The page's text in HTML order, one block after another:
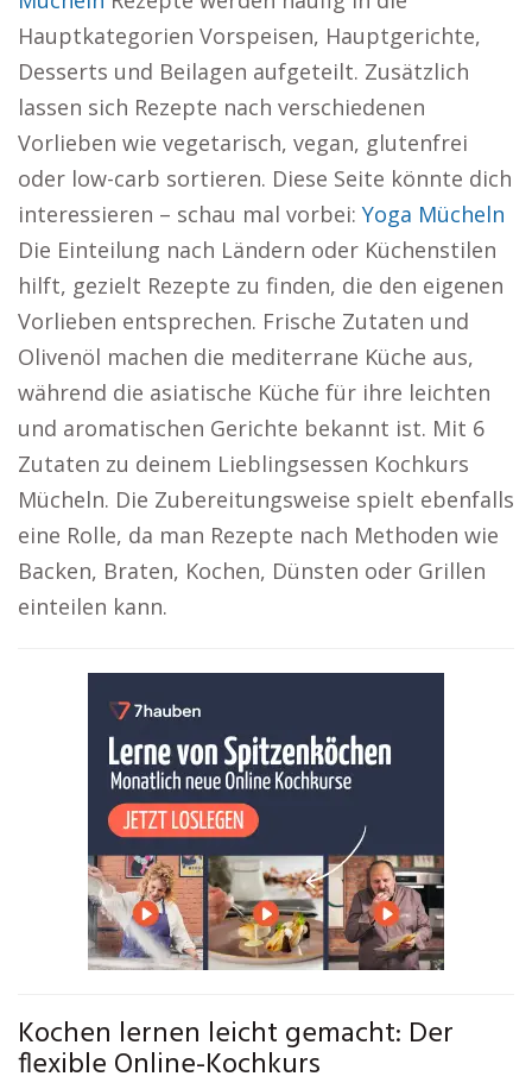
Hauptkategorien Vorspeisen, Hauptgerichte,
Desserts und Beilagen aufgeteilt. Zusätzlich
lassen sich Rezepte nach verschiedenen
Vorlieben wie vegetarisch, vegan, glutenfrei
oder low-carb sortieren. Diese Seite könnte dich
interessieren – schau mal vorbei: Yoga Mücheln
Die Einteilung nach Ländern oder Küchenstilen
hilft, gezielt Rezepte zu finden, die den eigenen
Vorlieben entsprechen. Frische Zutaten und
Olivenöl machen die mediterrane Küche aus,
während die asiatische Küche für ihre leichten
und aromatischen Gerichte bekannt ist. Mit 6
Zutaten zu deinem Lieblingsessen Kochkurs
Mücheln. Die Zubereitungsweise spielt ebenfalls
eine Rolle, da man Rezepte nach Methoden wie
Backen, Braten, Kochen, Dünsten oder Grillen
einteilen kann.
Kochen lernen leicht gemacht: Der
flexible Online-Kochkurs